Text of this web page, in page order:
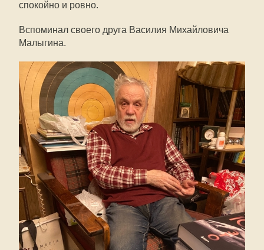
спокойно и ровно.
Вспоминал своего друга Василия Михайловича
Малыгина.